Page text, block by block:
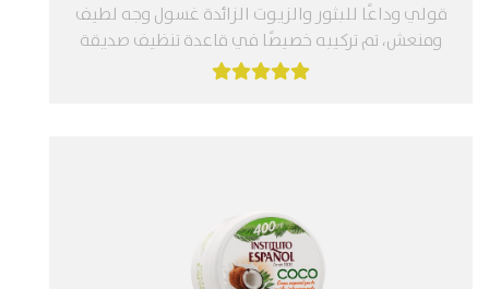
قولي وداعًا للبثور والزيوت الزائدة غسول وجه لطيف
ومنعش، تم تركيبه خصيصًا في قاعدة تنظيف صديقة
للبشرة، للبشرة المعرضة للبثور....